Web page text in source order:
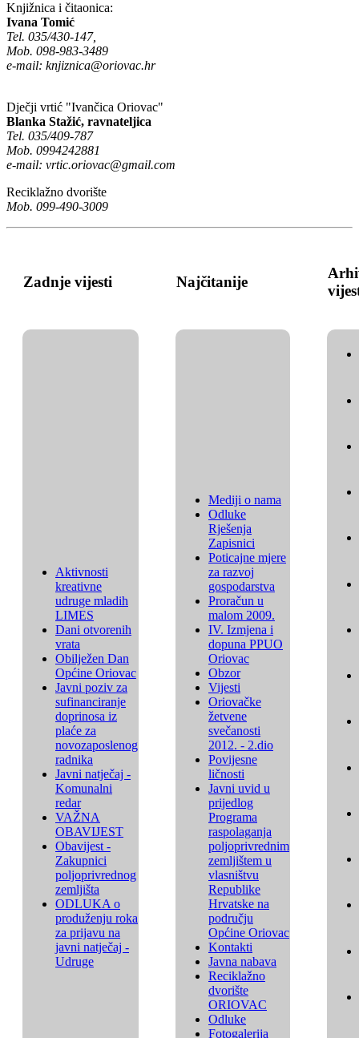
Knjižnica i čitaonica:
Ivana Tomić
Tel. 035/430-147,
Mob. 098-983-3489
e-mail: knjiznica@oriovac.hr
Dječji vrtić "Ivančica Oriovac"
Blanka Stažić, ravnateljica
Tel. 035/409-787
Mob. 0994242881
e-mail: vrtic.oriovac@gmail.com
Reciklažno dvorište
Mob. 099-490-3009
Zadnje vijesti Najčitanije
Aktivnosti
kreativne
udruge mladih
LIMES
Dani otvorenih
vrata
Obilježen Dan
Općine Oriovac
Javni poziv za
sufinanciranje
doprinosa iz
plaće za
novozaposlenog
radnika
Javni natječaj -
Komunalni
redar
VAŽNA
OBAVIJEST
Obavijest -
Zakupnici
poljoprivrednog
zemljišta
ODLUKA o
produženju roka
za prijavu na
javni natječaj -
Udruge
Mediji o nama
Odluke
Rješenja
Zapisnici
Poticajne mjere
za razvoj
gospodarstva
Proračun u
malom 2009.
IV. Izmjena i
dopuna PPUO
Oriovac
Obzor
Vijesti
Oriovačke
žetvene
svečanosti
2012. - 2.dio
Povijesne
ličnosti
Javni uvid u
prijedlog
Programa
raspolaganja
poljoprivrednim
zemljištem u
vlasništvu
Republike
Hrvatske na
području
Općine Oriovac
Kontakti
Javna nabava
Reciklažno
dvorište
ORIOVAC
Odluke
Fotogalerija